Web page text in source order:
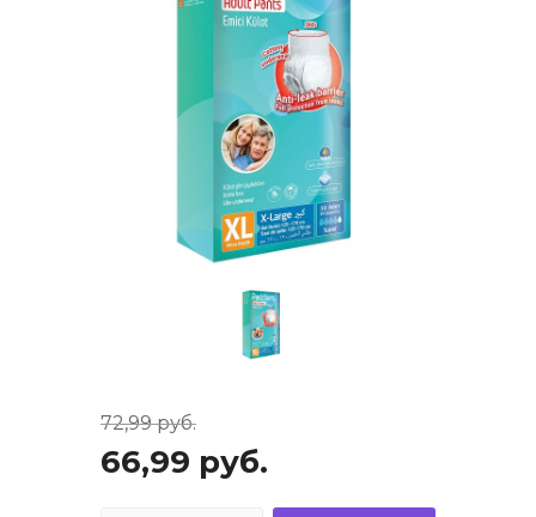
72,99руб.
66,99 руб.